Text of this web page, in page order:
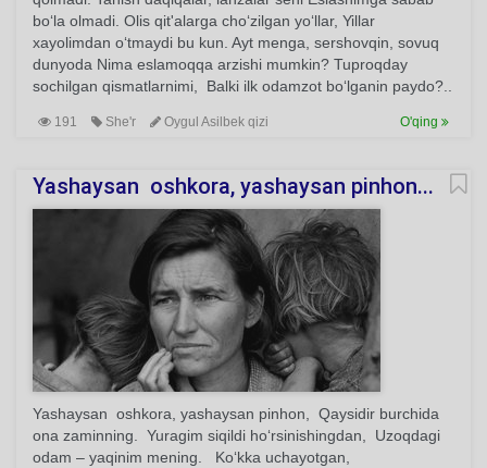
bo‘la olmadi. Olis qit'alarga cho‘zilgan yo‘llar, Yillar
xayolimdan o‘tmaydi bu kun. Ayt menga, sershovqin, sovuq
dunyoda Nima eslamoqqa arzishi mumkin? Tuproqday
sochilgan qismatlarnimi, Balki ilk odamzot bo‘lganin paydo?..
191 She'r Oygul Asilbek qizi O'qing
Yashaysan oshkora, yashaysan pinhon...
Yashaysan oshkora, yashaysan pinhon, Qaysidir burchida
ona zaminning. Yuragim siqildi ho‘rsinishingdan, Uzoqdagi
odam – yaqinim mening. Ko‘kka uchayotgan,